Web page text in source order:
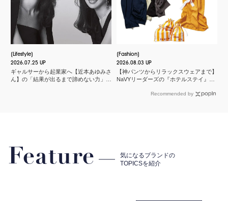
Lifestyle
2026.07.25 UP
ギャルサーから起業家へ【近本あゆみさ
ん】の「結果が出るまで諦めない力」と
Fashion
2026.08.03 UP
【神パンツからリラックスウェアまで】
NaVYリーダーズの『ホテルステイ』に
Recommended by
Feature
気になるブランドの
TOPICSを紹介